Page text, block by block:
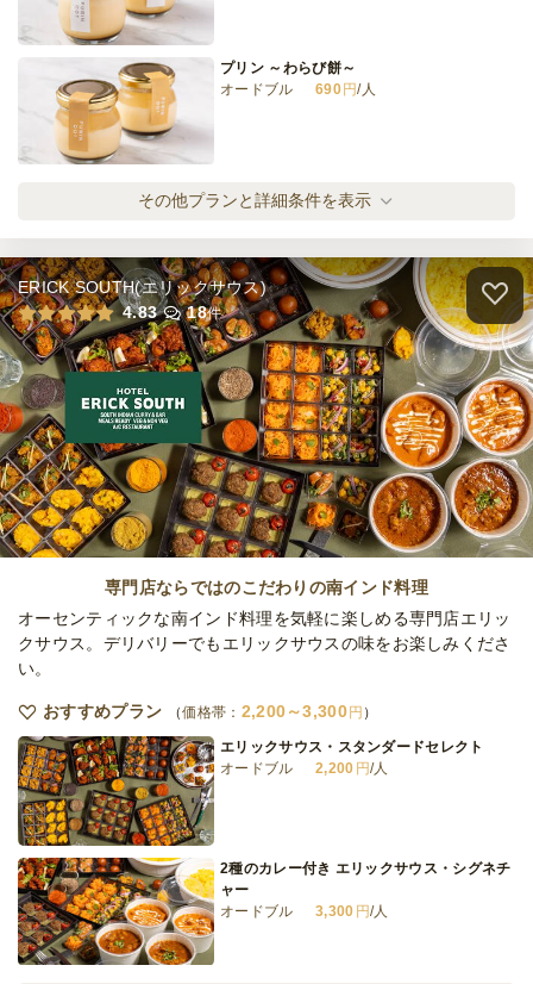
オードブル
30,000円
プリン ～わらび餅～
オードブル
690円/人
＜季節限定＞プリン～ロイヤルミルクティー
～≪～9月30日までお届け可能≫
プリン ～ティラミス～
オードブル
720円/人
プリン ～生チョコ～
オードブル
730円/人
全てのプランを見る（5件）
締切 2日前18時
定休日 日
最低ご注文金額
その他プランと詳細条件を表示
ERICK SOUTH(エリックサウス)
4.83
18件
専門店ならではのこだわりの南インド料理
オーセンティックな南インド料理を気軽に楽しめる専門店エリッ
クサウス。デリバリーでもエリックサウスの味をお楽しみくださ
い。
おすすめプラン 価格帯： 2,200～3,300 円
エリックサウス・スタンダードセレクト
オードブル
2,200 円/人
2種のカレー付き エリックサウス・シグネチ
ャー
オードブル
3,300 円/人